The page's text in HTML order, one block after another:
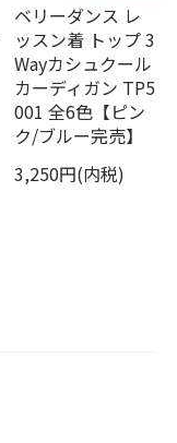
ベリーダンス レ
ッスン着 トップ 3
Wayカシュクール
カーディガン TP5
001 全6色【ピン
ク/ブルー完売】
3,250円(内税)